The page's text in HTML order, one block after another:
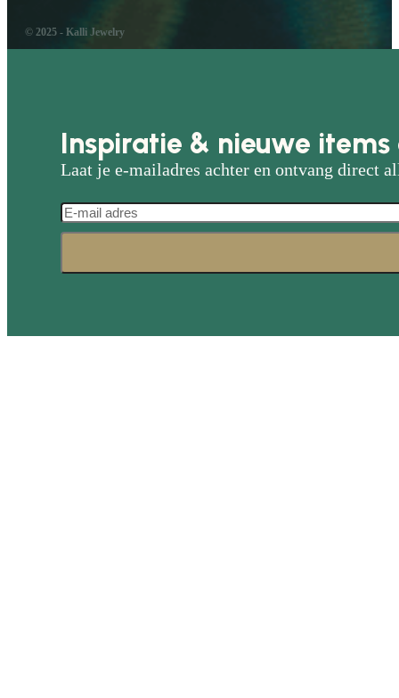
© 2025 - Kalli Jewelry
Inspiratie & nieuwe
Laat je e-mailadres achter en ontvang direct